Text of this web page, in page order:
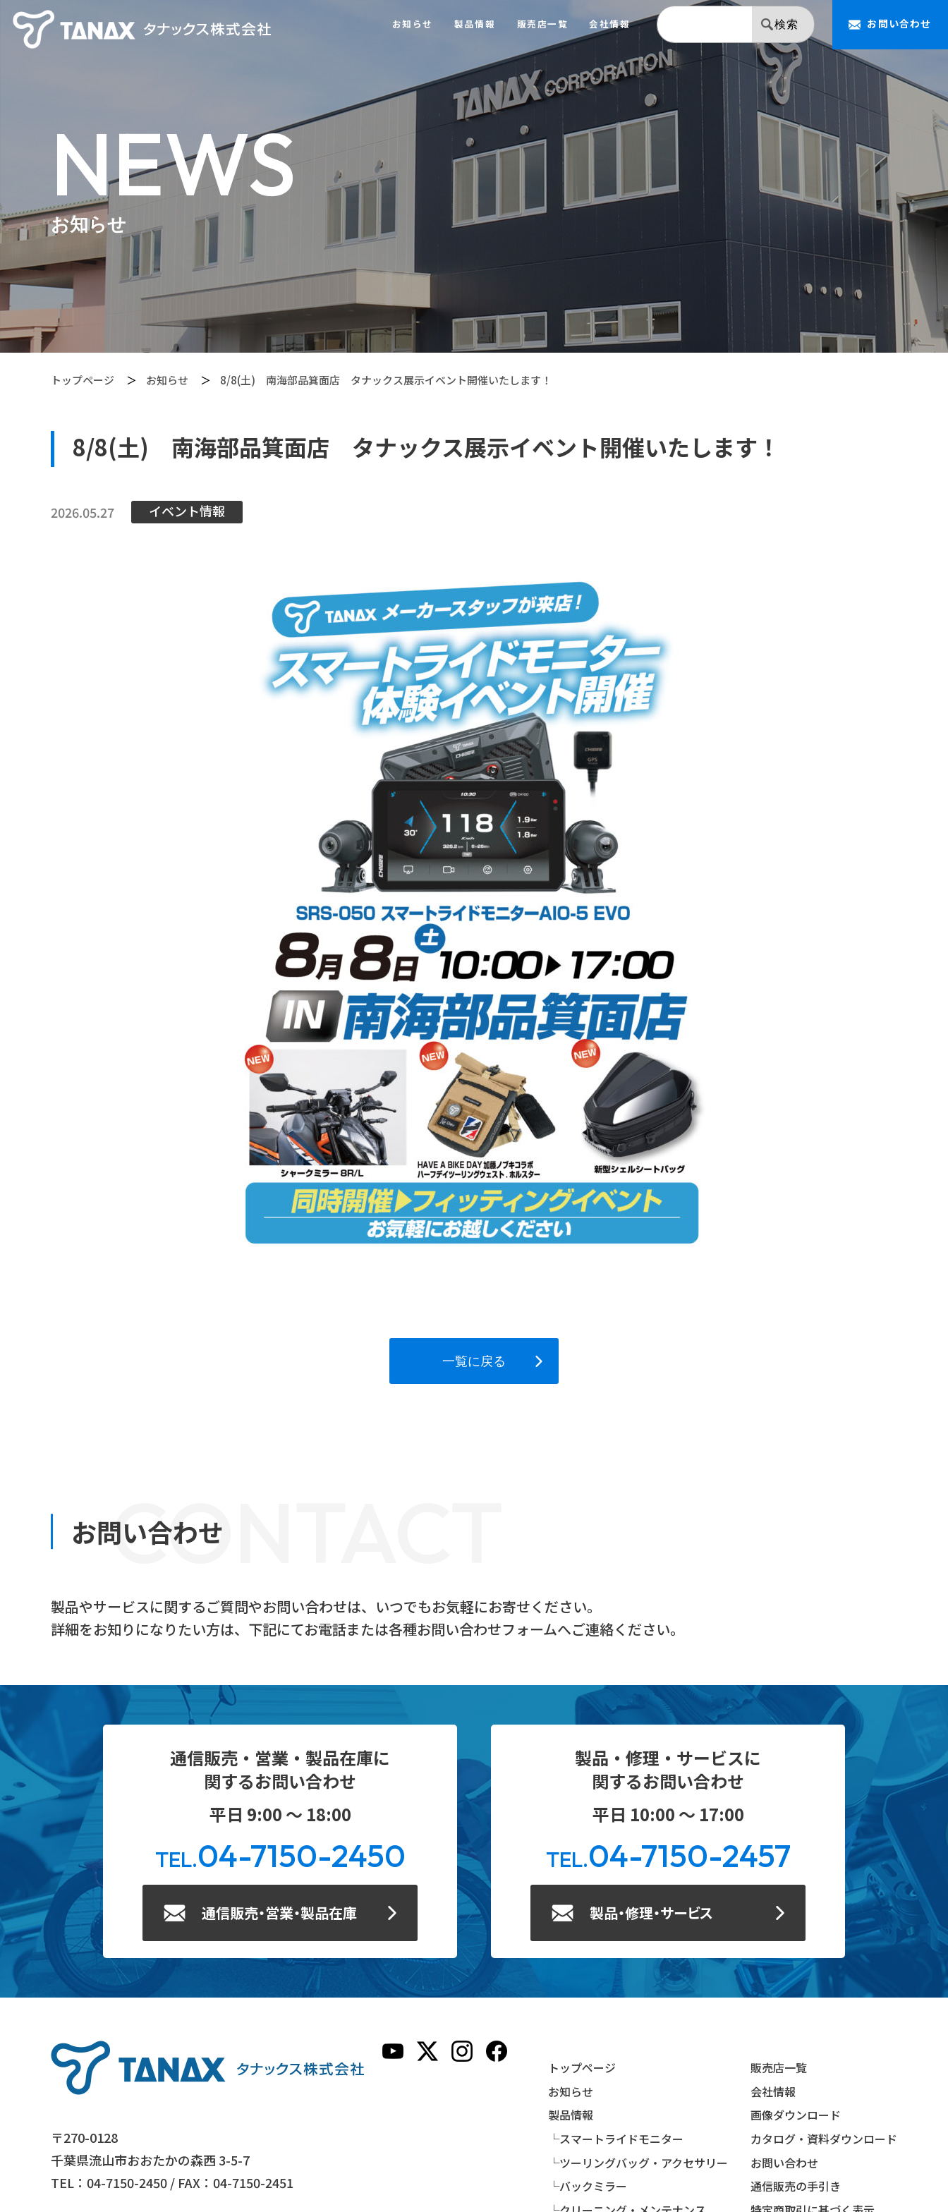
お知らせ 製品情報 販売店一覧 会社情報 検索 お問い合わせ
【TANAX×CHIGEE】 スマートライドシステム 【MOTOFIZZ】 ツーリングバッグ・アクセサリー 【NAPOLEON】 ミラー
【PITGEAR】 クリーニング・メンテンナンス用品 【Callsight】 カー用品 【VELOGARAGE】 自転車用品
NEWS
お知らせ
トップページ お知らせ 8/8(土) 南海部品箕面店 タナックス展示イベント開催いたします！
8/8(土) 南海部品箕面店 タナックス展示イベント開催いたします！
2026.05.27 イベント情報
一覧に戻る
CONTACT
お問い合わせ
製品やサービスに関するご質問やお問い合わせは、 いつでもお気軽にお寄せください。
詳細をお知りになりたい方は、下記にてお電話または各種お問い合わせフォームへご連絡ください。
通信販売・営業・製品在庫に
関するお問い合わせ
平日 9:00 ～ 18:00
TEL.04-7150-2450
通信販売・営業・製品在庫
製品・修理・サービスに
関するお問い合わせ
平日 10:00 ～ 17:00
TEL.04-7150-2457
製品・修理・サービス
〒270-0128
千葉県流山市おおたかの森西 3-5-7
TEL：04-7150-2450 / FAX：04-7150-2451
トップページ
お知らせ
製品情報
└スマートライドモニター
└ツーリングバッグ・アクセサリー
└バックミラー
販売店一覧
会社情報
画像ダウンロード
カタログ・資料ダウンロード
お問い合わせ
通信販売の手引き